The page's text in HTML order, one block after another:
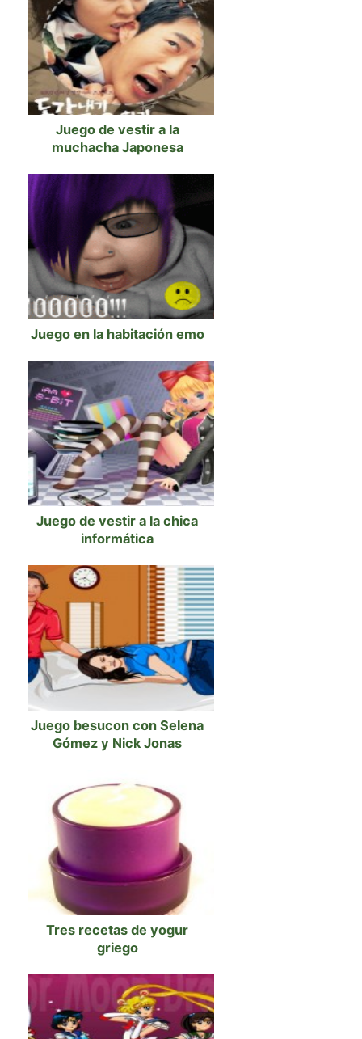
Juego de vestir a la
muchacha Japonesa
Juego en la habitación emo
Juego de vestir a la chica
informática
Juego besucon con Selena
Gómez y Nick Jonas
Tres recetas de yogur
griego